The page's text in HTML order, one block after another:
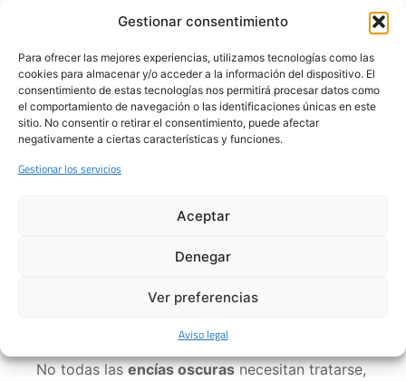
Gestionar consentimiento
Para ofrecer las mejores experiencias, utilizamos tecnologías como las
cookies para almacenar y/o acceder a la información del dispositivo. El
consentimiento de estas tecnologías nos permitirá procesar datos como
el comportamiento de navegación o las identificaciones únicas en este
sitio. No consentir o retirar el consentimiento, puede afectar
negativamente a ciertas características y funciones.
Gestionar los servicios
Aceptar
Denegar
Ver preferencias
Aviso legal
desde hace tiempo, es uniforme y no produce
síntomas, puede tratarse de una característica
natural. En cambio, si el cambio de color es
reciente, afecta solo a una zona o aparece junto
a sangrado, inflamación o dolor, conviene
estudiarlo.
tiene un aspecto diferente al resto del tejido.
Tratamientos para las
encías oscuras
No todas lasencías oscurasnecesitan tratarse,